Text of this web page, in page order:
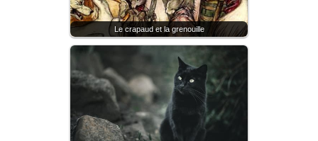
Le crapaud et la grenouille